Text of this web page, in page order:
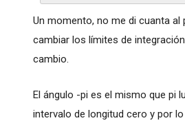
Un momento, no me di cuanta al
cambiar los límites de
cambio.
El ángulo -pi es el mismo que pi
intervalo de longitud cero y por